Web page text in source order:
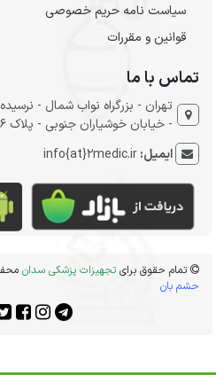
سیاست نامه حریم خصوصی
قوانین و مقررات
تماس با ما
تهران - بزرگراه نواب شمال -
- خیابان خوشیاران جنوبی - پلاک 16
ایمیل:info{at}2medic.ir
تمام حقوق برایتجهیزات پزشکی سدان
حشم بان